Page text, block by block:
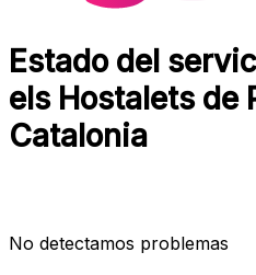
Estado del
els Hostalets de
Catalonia
No detectamos problemas